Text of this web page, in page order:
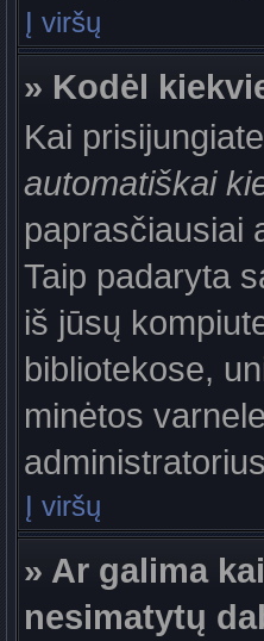
Į viršų
» Kodėl
Kai
automatiškai
paprasčiausiai
Taip padaryta
iš jūsų
bibliotekose,
minėtos
Į viršų
» Ar galima
nesimatytų